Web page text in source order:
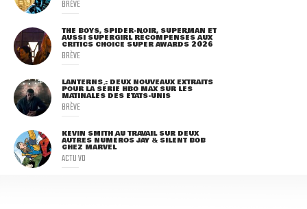
BRÈVE
THE BOYS, SPIDER-NOIR, SUPERMAN ET
AUSSI SUPERGIRL RÉCOMPENSÉS AUX
CRITICS CHOICE SUPER AWARDS 2026
BRÈVE
LANTERNS : DEUX NOUVEAUX EXTRAITS
POUR LA SÉRIE HBO MAX SUR LES
MATINALES DES ETATS-UNIS
BRÈVE
KEVIN SMITH AU TRAVAIL SUR DEUX
AUTRES NUMÉROS JAY & SILENT BOB
CHEZ MARVEL
ACTU VO